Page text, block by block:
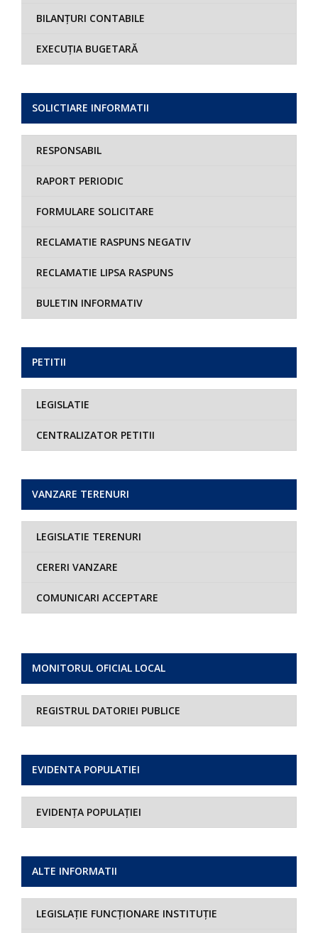
MONITORUL OFICIAL LOCAL
REGISTRUL DATORIEI PUBLICE
EVIDENTA POPULATIEI
EVIDENȚA POPULAȚIEI
ALTE INFORMATII
LEGISLAȚIE FUNCȚIONARE INSTITUȚIE
BILANȚURI CONTABILE
EXECUȚIA BUGETARĂ
SOLICTIARE INFORMATII
RESPONSABIL
RAPORT PERIODIC
FORMULARE SOLICITARE
RECLAMATIE RASPUNS NEGATIV
RECLAMATIE LIPSA RASPUNS
BULETIN INFORMATIV
PETITII
LEGISLATIE
CENTRALIZATOR PETITII
VANZARE TERENURI
LEGISLATIE TERENURI
CERERI VANZARE
COMUNICARI ACCEPTARE